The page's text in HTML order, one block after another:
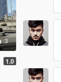
3
1.0